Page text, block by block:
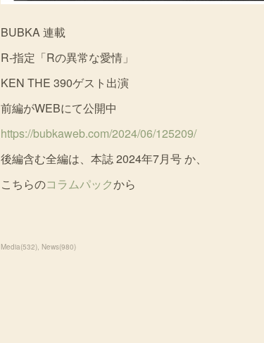
BUBKA 連載
R-指定「Rの異常な愛情」
KEN THE 390ゲスト出演
前編がWEBにて公開中
https://bubkaweb.com/2024/06/125209/
後編含む全編は、本誌 2024年7月号 か、
こちらのコラムパックから
Media(532) News(980)